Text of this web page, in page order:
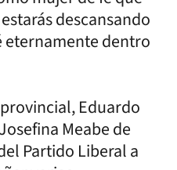
descansando
eternamente dentro
Eduardo
Meabe de
Partido Liberal a